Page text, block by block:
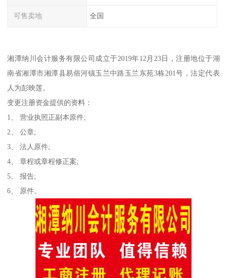
可售卖地 全国
湘潭纳川会计服务有限公司成立于2019年12月23日，注册地位于湖
南省湘潭市湘潭县易俗河镇玉兰中路玉兰东苑3栋201号，法定代表
人为彭映莲。
变更注册资金提供的资料：
1、 营业执照正副本原件;
2、 公章;
3、 法人原件;
4、 章程或章程修正案;
5、 报告;
6、 原件。